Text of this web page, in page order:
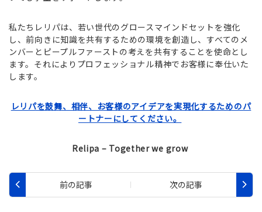
私たちレリパは、若い世代のグロースマインドセットを強化
し、前向きに知識を共有するための環境を創造し、すべてのメ
ンバーとピープルファーストの考えを共有することを使命とし
ます。それによりプロフェッショナル精神でお客様に奉仕いた
します。
レリパを鼓舞、相伴、お客様のアイデアを実現化するためのパ
ートナーにしてください。
Relipa – Together we grow